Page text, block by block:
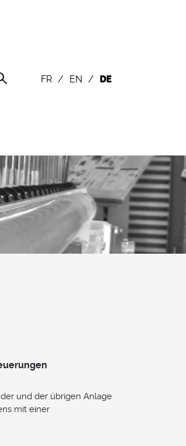
FR / EN / DE
und der übrigen Anlage
mit einer